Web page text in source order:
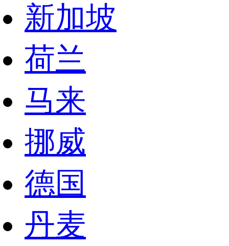
新加坡
荷兰
马来
挪威
德国
丹麦